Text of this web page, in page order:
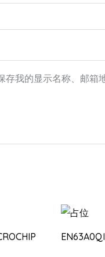
存我的显示名称、邮箱